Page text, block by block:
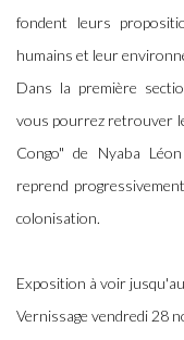
fondent leurs
humains et leur
Dans la première
vous pourrez retrouver
Congo" de Nyaba
reprend
colonisation.
Exposition à voir
Vernissage vendredi 28